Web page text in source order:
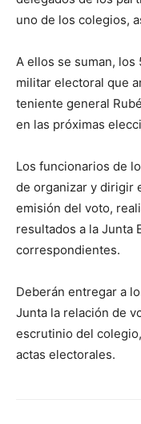
uno de los colegios,
A ellos se suman,
militar electoral que
teniente general
en las próximas
Los funcionarios de
de organizar y dirigir
emisión del voto,
resultados a la Junta
correspondientes.
Deberán entregar a
Junta la relación de
escrutinio del
actas electorales.